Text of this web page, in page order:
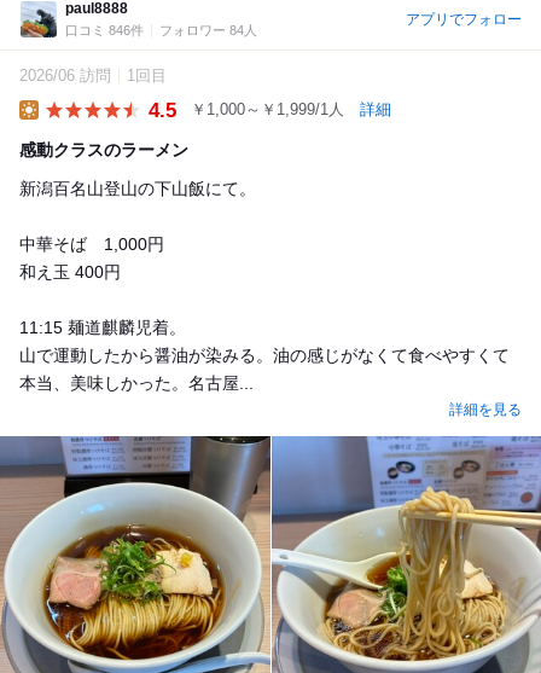
paul8888
口コミ 846件 フォロワー 84人
アプリでフォロー
2026/06 訪問 1回目
4.5 ￥1,000～￥1,999/1人 詳細
感動クラスのラーメン
新潟百名山登山の下山飯にて。
中華そば 1,000円
和え玉 400円
11:15 麺道麒麟児着。
山で運動したから醤油が染みる。油の感じがなくて食べやすくて
本当、美味しかった。名古屋...
詳細を見る